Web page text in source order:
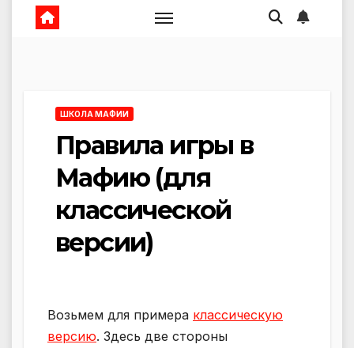
ШКОЛА МАФИИ
Правила игры в
Мафию (для
классической
версии)
Возьмем для примера классическую
версию. Здесь две стороны